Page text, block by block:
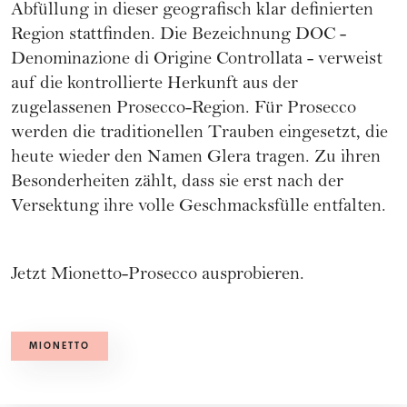
Abfüllung in dieser geografisch klar definierten
Region stattfinden. Die Bezeichnung DOC -
Denominazione di Origine Controllata - verweist
auf die kontrollierte Herkunft aus der
zugelassenen Prosecco-Region. Für Prosecco
werden die traditionellen Trauben eingesetzt, die
heute wieder den Namen Glera tragen. Zu ihren
Besonderheiten zählt, dass sie erst nach der
Versektung ihre volle Geschmacksfülle entfalten.
Jetzt Mionetto-Prosecco ausprobieren.
MIONETTO